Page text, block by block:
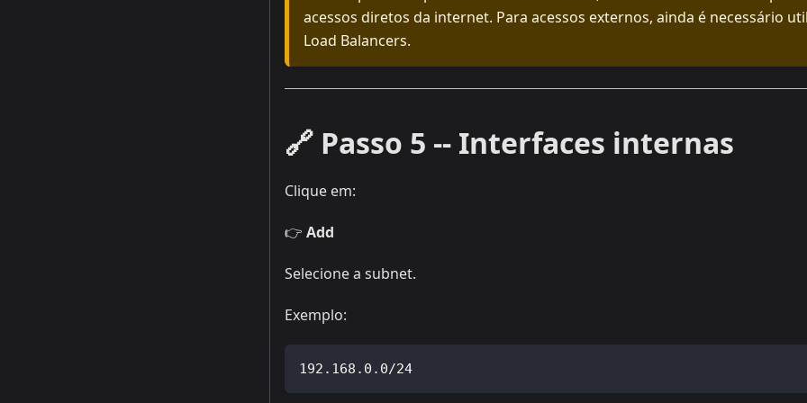
acessos diretos da internet. Para acessos externos, ainda é necessário
Load Balancers.
🔗 Passo 5 -- Interfaces internas
Clique em:
👉 Add
Selecione a subnet.
Exemplo:
192.168.0.0/24